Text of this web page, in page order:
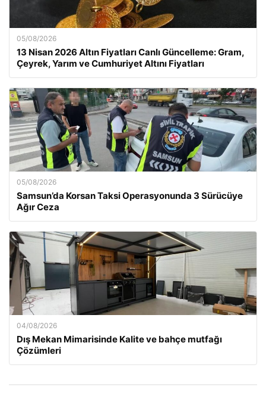
05/08/2026
13 Nisan 2026 Altın Fiyatları Canlı Güncelleme: Gram,
Çeyrek, Yarım ve Cumhuriyet Altını Fiyatları
05/08/2026
Samsun’da Korsan Taksi Operasyonunda 3 Sürücüye
Ağır Ceza
04/08/2026
Dış Mekan Mimarisinde Kalite ve bahçe mutfağı
Çözümleri